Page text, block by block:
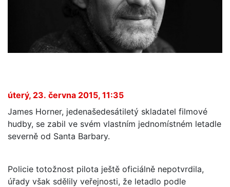
úterý, 23. června 2015, 11:35
James Horner, jedenašedesátiletý skladatel filmové
hudby, se zabil ve svém vlastním jednomístném letadle
severně od Santa Barbary.
Policie totožnost pilota ještě oficiálně nepotvrdila,
úřady však sdělily veřejnosti, že letadlo podle